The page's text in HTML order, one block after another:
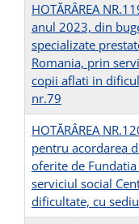
HOTĂRÂREA
anul 2023, din
specializate
Romania, prin
copii aflati in
nr.79
HOTĂRÂREA
pentru acordarea
oferite de Fundatia
serviciul social
dificultate, cu